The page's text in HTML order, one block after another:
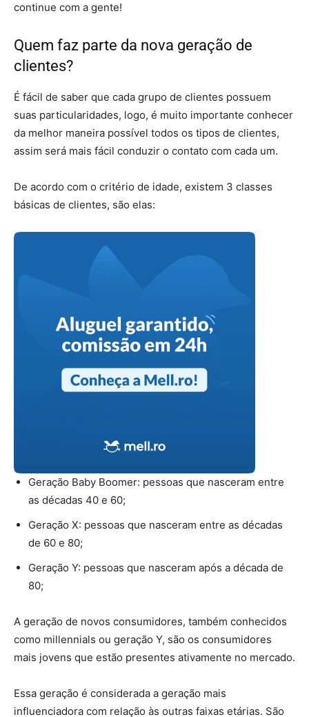
continue com a gente!
Quem faz parte da nova geração de
clientes?
É fácil de saber que cada grupo de clientes possuem
suas particularidades, logo, é muito importante conhecer
da melhor maneira possível todos os tipos de clientes,
assim será mais fácil conduzir o contato com cada um.
De acordo com o critério de idade, existem 3 classes
básicas de clientes, são elas:
Geração Baby Boomer: pessoas que nasceram entre
as décadas 40 e 60;
Geração X: pessoas que nasceram entre as décadas
de 60 e 80;
Geração Y: pessoas que nasceram após a década de
80;
A geração de novos consumidores, também conhecidos
como millennials ou geração Y, são os consumidores
mais jovens que estão presentes ativamente no mercado.
Essa geração é considerada a geração mais
influenciadora com relação às outras faixas etárias. São